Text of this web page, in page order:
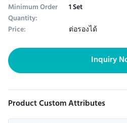
Minimum Order
Quantity:
1 Set
Price:
ต่อรองได้
Inquiry
Product Custom Attributes